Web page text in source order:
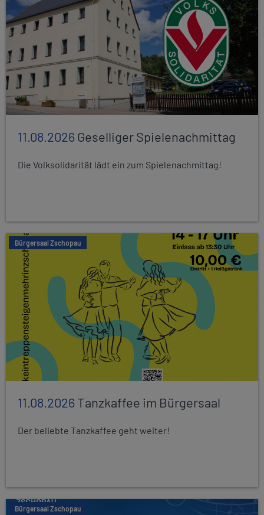
11.08.2026Geselliger Spielenachmittag
Die Volksolidarität lädt ein zum Spielenachmittag!
Bürgersaal Zschopau
11.08.2026Tanzkaffee im Bürgersaal
Der beliebte Tanzkaffee geht weiter!
Bürgersaal Zschopau